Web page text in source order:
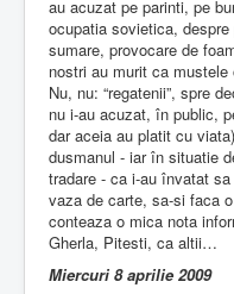
au acuzat pe parinti, pe
ocupatia sovietica,
sumare, provocare de
nostri au murit ca
Nu, nu: “regatenii”, spre
nu i-au acuzat, în public,
dar aceia au platit cu
dusmanul - iar în situatie
tradare - ca i-au învatat
vaza de carte, sa-si faca
conteaza o mica nota
Gherla, Pitesti, ca altii…
Miercuri 8 aprilie 2009